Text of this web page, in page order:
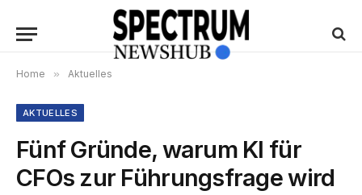
Home » Aktuelles
AKTUELLES
Fünf Gründe, warum KI für
CFOs zur Führungsfrage wird